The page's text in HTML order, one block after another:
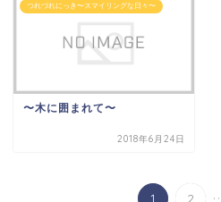
つれづれにっき〜スマイリングな日々〜
〜木に囲まれて〜
2018年6月24日
1 2